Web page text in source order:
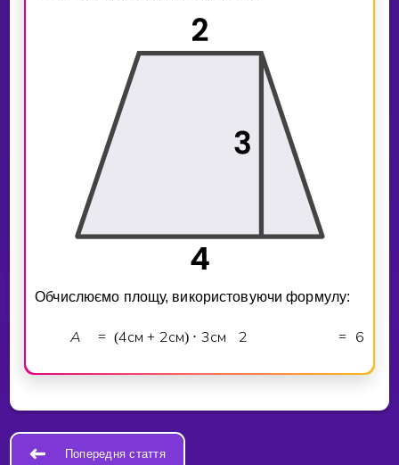
Обчислюємо площу, використовуючи формулу:
A = (4см + 2см) ⋅ 3см 2 = 6
Попередня стаття